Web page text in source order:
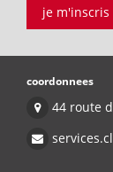
je m'inscris
coordonnees
44 route